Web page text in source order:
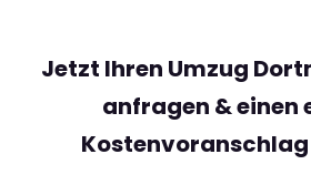
Jetzt Ihren Umzug
anfragen & einen